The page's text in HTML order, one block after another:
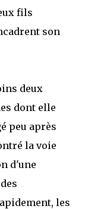
fils
son
deux
dont elle
peu après
la voie
d'une
les